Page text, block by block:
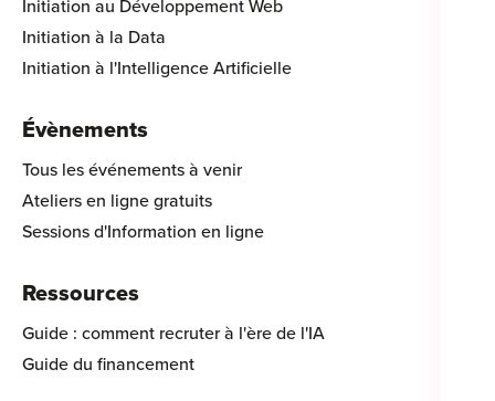
Initiation au Développement Web
Initiation à la Data
Initiation à l'Intelligence Artificielle
Évènements
Tous les événements à venir
Ateliers en ligne gratuits
Sessions d'Information en ligne
Ressources
Guide : comment recruter à l'ère de l'IA
Guide du financement